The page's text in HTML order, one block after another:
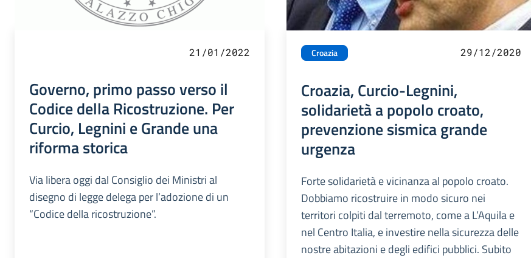
21/01/2022
Governo, primo passo verso il
Codice della Ricostruzione. Per
Curcio, Legnini e Grande una
riforma storica
Via libera oggi dal Consiglio dei Ministri al
disegno di legge delega per l’adozione di un
“Codice della ricostruzione”.
Croazia 29/12/2020
Croazia, Curcio-Legnini,
solidarietà a popolo croato,
prevenzione sismica grande
urgenza
Forte solidarietà e vicinanza al popolo croato.
Dobbiamo ricostruire in modo sicuro nei
territori colpiti dal terremoto, come a L’Aquila e
nel Centro Italia, e investire nella sicurezza delle
nostre abitazioni e degli edifici pubblici. Subito